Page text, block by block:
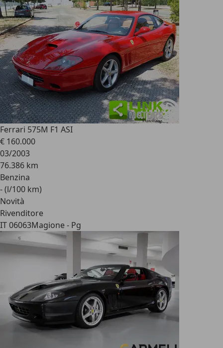
Ferrari 575M F1 ASI
€ 160.000
03/2003
76.386 km
Benzina
- (l/100 km)
Novità
Rivenditore
IT 06063Magione - Pg